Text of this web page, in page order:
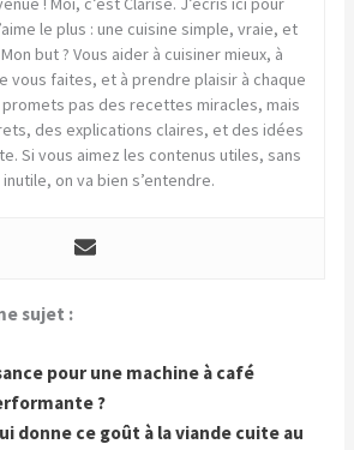
le plus : une cuisine simple, vraie, et
but ? Vous aider à cuisiner mieux, à
vous faites, et à prendre plaisir à chaque
pas des recettes miracles, mais
des explications claires, et des idées
Si vous aimez les contenus utiles, sans
on va bien s’entendre.
sujet :
pour une machine à café
?
donne ce goût à la viande cuite au